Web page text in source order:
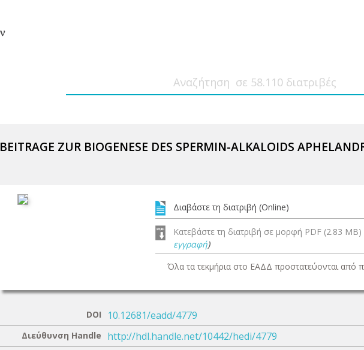
BEITRAGE ZUR BIOGENESE DES SPERMIN-ALKALOIDS
Διαβάστε τη διατριβή (Online)
Κατεβάστε τη διατριβή σε μορφή PDF (2.83 MB)
εγγραφή)
Όλα τα τεκμήρια στο ΕΑΔΔ προστατεύονται από
DOI 10.12681/eadd/4779
Διεύθυνση Handle http://hdl.handle.net/10442/hedi/4779